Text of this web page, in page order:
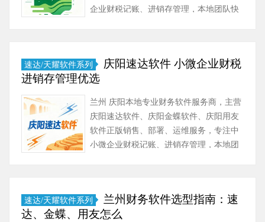
企业财税记账、进销存管理，本地团队快
速达/天耀软件系列
庆阳速达软件 小微企业财税
进销存管理优选
兰州 庆阳本地专业财务软件服务商，主营
庆阳速达软件、庆阳金蝶软件、庆阳用友
软件正版销售、部署、运维服务，专注中
小微企业财税记账、进销存管理，本地团
速达/天耀软件系列
兰州财务软件选型指南：速
达、金蝶、用友怎么